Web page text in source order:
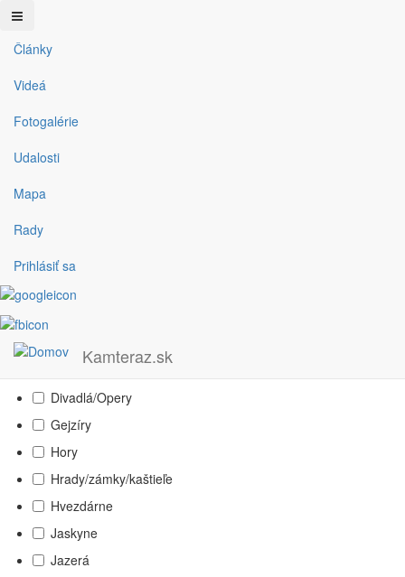
Články
Videá
Fotogalérie
Udalosti
Mapa
Rady
Prihlásiť sa
Kamteraz.sk
Filter
Typ
Fotogaléria
Podujatie
Článok
Oblasť
Kategórie
Divadlá/Opery
Gejzíry
Hory
Hrady/zámky/kaštieľe
Hvezdárne
Jaskyne
Jazerá